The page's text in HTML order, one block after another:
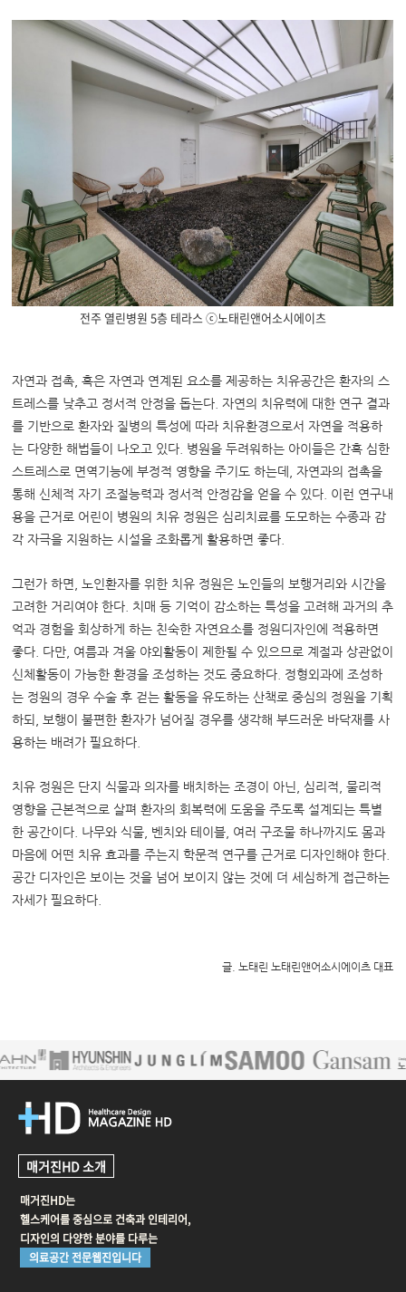
전주 열린병원 5층 테라스 ⓒ노태린앤어소시에이츠
자연과 접촉, 혹은 자연과 연계된 요소를 제공하는 치유공간은 환자의 스
트레스를 낮추고 정서적 안정을 돕는다. 자연의 치유력에 대한 연구 결과
를 기반으로 환자와 질병의 특성에 따라 치유환경으로서 자연을 적용하
는 다양한 해법들이 나오고 있다. 병원을 두려워하는 아이들은 간혹 심한
스트레스로 면역기능에 부정적 영향을 주기도 하는데, 자연과의 접촉을
통해 신체적 자기 조절능력과 정서적 안정감을 얻을 수 있다. 이런 연구내
용을 근거로 어린이 병원의 치유 정원은 심리치료를 도모하는 수종과 감
각 자극을 지원하는 시설을 조화롭게 활용하면 좋다.
그런가 하면, 노인환자를 위한 치유 정원은 노인들의 보행거리와 시간을
고려한 거리여야 한다. 치매 등 기억이 감소하는 특성을 고려해 과거의 추
억과 경험을 회상하게 하는 친숙한 자연요소를 정원디자인에 적용하면
좋다. 다만, 여름과 겨울 야외활동이 제한될 수 있으므로 계절과 상관없이
신체활동이 가능한 환경을 조성하는 것도 중요하다. 정형외과에 조성하
는 정원의 경우 수술 후 걷는 활동을 유도하는 산책로 중심의 정원을 기획
하되, 보행이 불편한 환자가 넘어질 경우를 생각해 부드러운 바닥재를 사
용하는 배려가 필요하다.
치유 정원은 단지 식물과 의자를 배치하는 조경이 아닌, 심리적, 물리적
영향을 근본적으로 살펴 환자의 회복력에 도움을 주도록 설계되는 특별
한 공간이다. 나무와 식물, 벤치와 테이블, 여러 구조물 하나까지도 몸과
마음에 어떤 치유 효과를 주는지 학문적 연구를 근거로 디자인해야 한다.
공간 디자인은 보이는 것을 넘어 보이지 않는 것에 더 세심하게 접근하는
자세가 필요하다.
글. 노태린 노태린앤어소시에이츠 대표
매거진HD 소개
매거진HD는
헬스케어를 중심으로 건축과 인테리어,
디자인의 다양한 분야를 다루는
의료공간 전문웹진입니다